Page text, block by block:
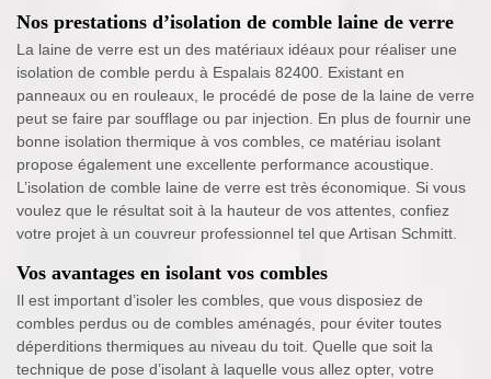
Nos prestations d’isolation de comble laine de verre
La laine de verre est un des matériaux idéaux pour réaliser une
isolation de comble perdu à Espalais 82400. Existant en
panneaux ou en rouleaux, le procédé de pose de la laine de verre
peut se faire par soufflage ou par injection. En plus de fournir une
bonne isolation thermique à vos combles, ce matériau isolant
propose également une excellente performance acoustique.
L’isolation de comble laine de verre est très économique. Si vous
voulez que le résultat soit à la hauteur de vos attentes, confiez
votre projet à un couvreur professionnel tel que Artisan Schmitt.
Vos avantages en isolant vos combles
Il est important d’isoler les combles, que vous disposiez de
combles perdus ou de combles aménagés, pour éviter toutes
déperditions thermiques au niveau du toit. Quelle que soit la
technique de pose d’isolant à laquelle vous allez opter, votre